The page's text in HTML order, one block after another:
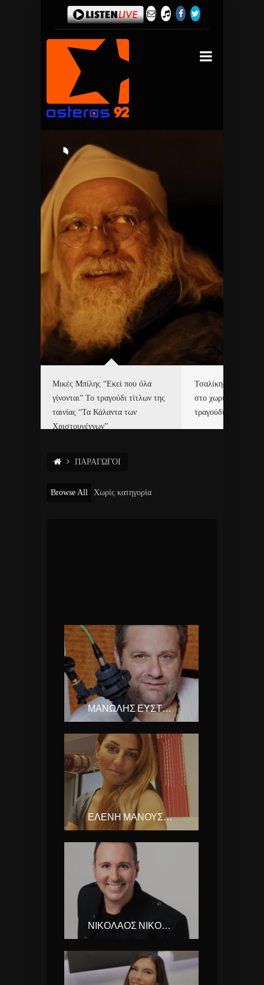
Μικές Μπίλης “Εκεί που όλα
γίνονται” Το τραγούδι τίτλων της
ταινίας “Τα Κάλαντα των
Χριστουγέννων”
Τσαλίκης,
στο χωριό του Άι
τραγούδι και video
ΠΑΡΑΓΩΓΟΙ
Browse All Χωρίς κατηγορία
ΜΑΝΩΛΗΣ ΕΥΣΤΡΑΤΙΑΔΗΣ
ΕΛΕΝΗ ΜΑΝΟΥΣΑΚΗ
ΝΙΚΟΛΑΟΣ ΝΙΚΟΛΑΟΥ